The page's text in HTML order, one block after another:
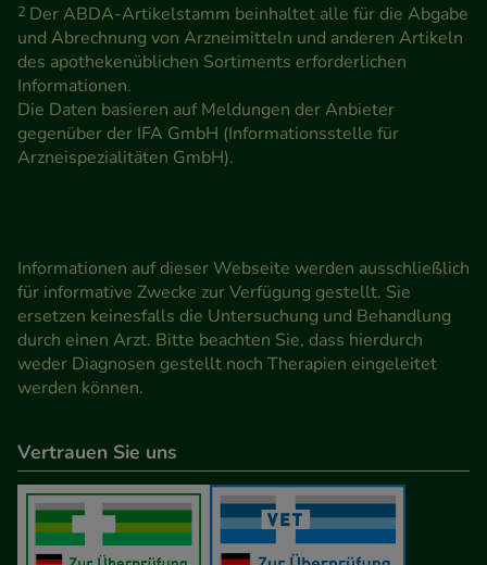
2 Der ABDA-Artikelstamm beinhaltet alle für die Abgabe
und Abrechnung von Arzneimitteln und anderen Artikeln
des apothekenüblichen Sortiments erforderlichen
Informationen.
Die Daten basieren auf Meldungen der Anbieter
gegenüber der IFA GmbH (Informationsstelle für
Arzneispezialitäten GmbH).
Informationen auf dieser Webseite werden ausschließlich
für informative Zwecke zur Verfügung gestellt. Sie
ersetzen keinesfalls die Untersuchung und Behandlung
durch einen Arzt. Bitte beachten Sie, dass hierdurch
weder Diagnosen gestellt noch Therapien eingeleitet
werden können.
Vertrauen Sie uns